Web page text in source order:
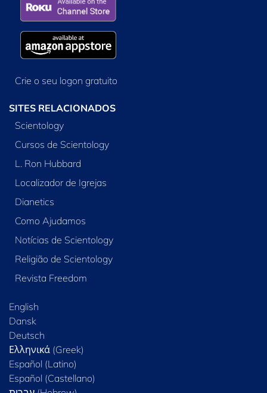
Crie o seu logon gratuito
SITES RELACIONADOS
Scientology
Cursos de Scientology
L. Ron Hubbard
Localizador de Igrejas
Dianetics
Como Ajudamos
Notícias de Scientology
Religião de Scientology
Revista Freedom
English
Dansk
Deutsch
Ελληνικά (Greek)
Español (Latino)
Español (Castellano)